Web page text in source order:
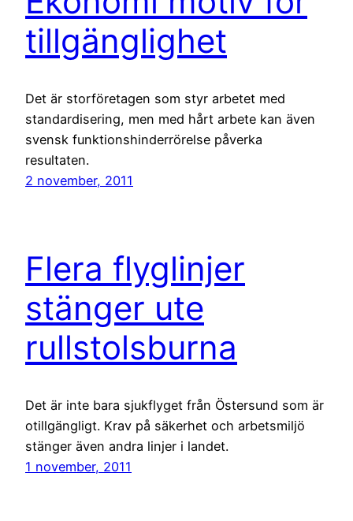
tillgänglighet
Det är storföretagen som styr arbetet med
standardisering, men med hårt arbete kan även
svensk funktionshinderrörelse påverka
resultaten.
2 november, 2011
Flera flyglinjer
stänger ute
rullstolsburna
Det är inte bara sjukflyget från Östersund som är
otillgängligt. Krav på säkerhet och arbetsmiljö
stänger även andra linjer i landet.
1 november, 2011